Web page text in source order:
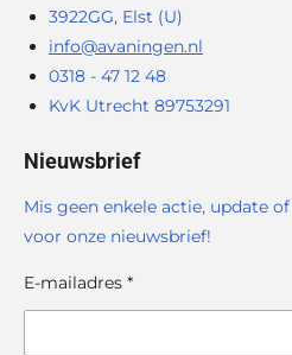
3922GG, Elst (U)
info@avaningen.nl
0318 - 47 12 48
KvK Utrecht 89753291
Nieuwsbrief
Mis geen enkele actie, update
voor onze nieuwsbrief!
E-mailadres *